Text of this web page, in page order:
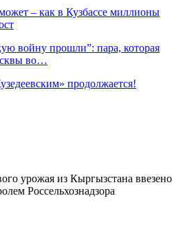
– как в Кузбассе миллионы
войну прошли”: пара, которая
во…
продолжается!
урожая из Кыргызстана ввезено
Россельхознадзора